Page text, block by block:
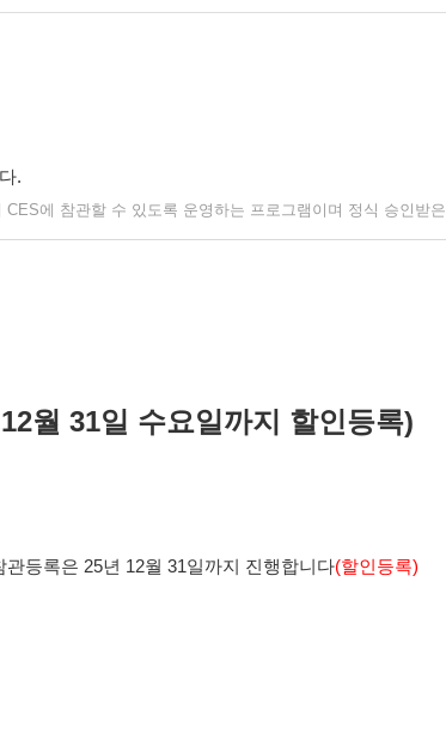
.
CES에 참관할 수 있도록 운영하는 프로그램이며 정식 승인받은
월 31일 수요일까지 할인등록)
관등록은 25년 12월 31일까지 진행합니다(할인등록)